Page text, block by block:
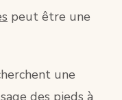
peut être une
une
des pieds à